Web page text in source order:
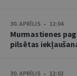
30. APRĪLIS • 12:04
Murmastienes
pilsētas
30. APRĪLIS • 12:02